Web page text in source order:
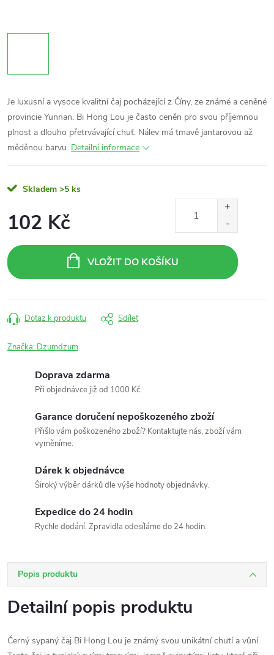
Je luxusní a vysoce kvalitní čaj pocházející z Číny, ze známé a ceněné
provincie Yunnan. Bi Hong Lou je často ceněn pro svou příjemnou
plnost a dlouho přetrvávající chuť. Nálev má tmavě jantarovou až
měděnou barvu. Detailní informace
Skladem >5 ks
102 Kč
cena:
VLOŽIT DO KOŠÍKU
Dotaz k produktu Sdílet
Značka: Dzumdzum
Doprava zdarma
Při objednávce již od 1000 Kč.
Garance doručení nepoškozeného zboží
Přišlo vám poškozeného zboží? Kontaktujte nás, zboží vám
vyměníme.
Dárek k objednávce
Široký výběr dárků dle výše hodnoty objednávky.
Expedice do 24 hodin
Rychle dodání. Zpravidla odesíláme do 24 hodin.
Popis produktu
Detailní popis produktu
Černý sypaný čaj Bi Hong Lou je známý svou unikátní chutí a vůní.